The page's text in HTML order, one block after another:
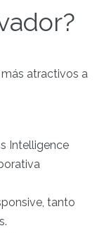
atractivos a
Intelligence
tanto